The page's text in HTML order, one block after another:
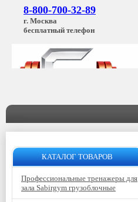
8-800-700-32-89
г. Москва
бесплатный телефон
КАТАЛОГ ТОВАРОВ
Профессиональные тренажеры для
зала Sabirgym грузоблочные